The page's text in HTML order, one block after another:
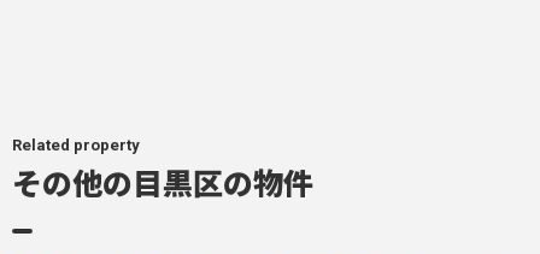
Related property
その他の目黒区の物件